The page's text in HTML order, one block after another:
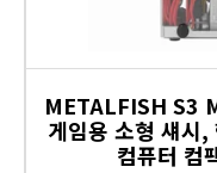
METALFISH S3
게임용 소형 섀
컴퓨터 컴